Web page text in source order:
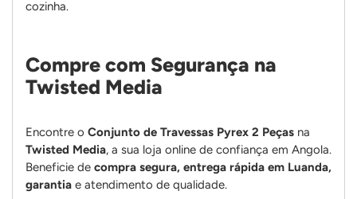
cozinha.
Compre com Segurança na
Twisted Media
Encontre o Conjunto de Travessas Pyrex 2 Peças na
Twisted Media, a sua loja online de confiança em Angola.
Beneficie de compra segura, entrega rápida em Luanda,
garantia e atendimento de qualidade.